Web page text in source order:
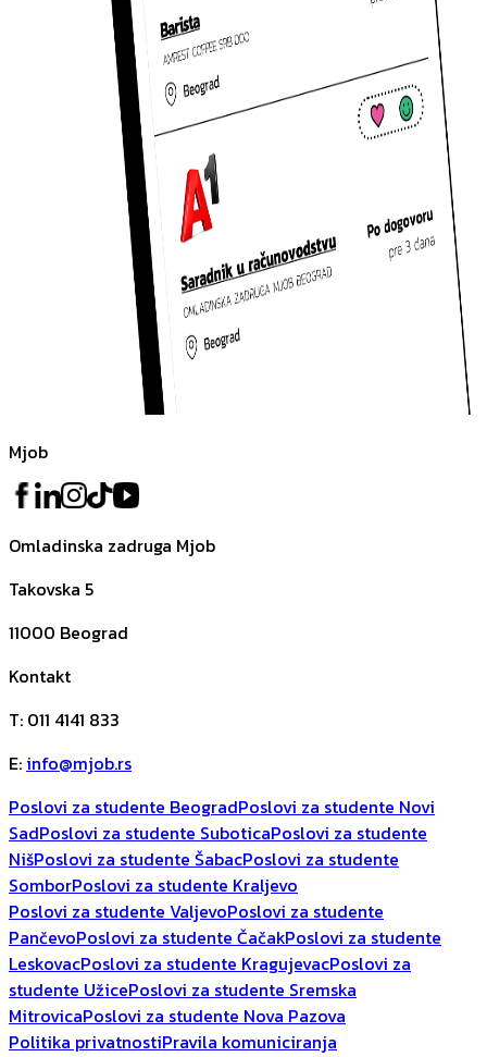
Mjob
Omladinska zadruga Mjob
Takovska 5
11000 Beograd
Kontakt
T: 011 4141 833
E: info@mjob.rs
Poslovi za studente BeogradPoslovi za studente Novi
SadPoslovi za studente SuboticaPoslovi za studente
NišPoslovi za studente ŠabacPoslovi za studente
SomborPoslovi za studente Kraljevo
Poslovi za studente ValjevoPoslovi za studente
PančevoPoslovi za studente ČačakPoslovi za studente
LeskovacPoslovi za studente KragujevacPoslovi za
studente UžicePoslovi za studente Sremska
MitrovicaPoslovi za studente Nova Pazova
Politika privatnostiPravila komuniciranja